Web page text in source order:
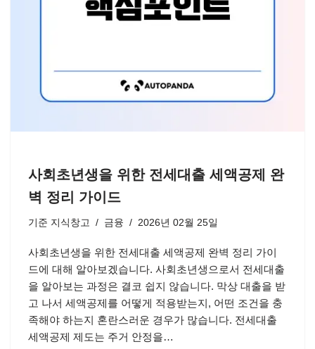
사회초년생을 위한 전세대출 세액공제 완
벽 정리 가이드
기준 지식창고 금융 2026년 02월 25일
사회초년생을 위한 전세대출 세액공제 완벽 정리 가이
드에 대해 알아보겠습니다. 사회초년생으로서 전세대출
을 알아보는 과정은 결코 쉽지 않습니다. 막상 대출을 받
고 나서 세액공제를 어떻게 적용받는지, 어떤 조건을 충
족해야 하는지 혼란스러운 경우가 많습니다. 전세대출
세액공제 제도는 주거 안정을…